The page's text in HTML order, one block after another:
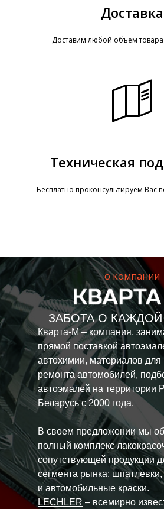
Доставка
Доставим любой объем
Техническая
Бесплатно проконсультируем Вас
о компании
Кварта-М – компания,
прямой поставкой
автохимии, материалов для
ремонта автомобилей,
автоэмалей на территории
Беларусь с 2000 года.
В своем предложении мы
полный комплекс
сопутствующей продукции
сегмента рынка: шпатлевки,
и автомобильные краски.
LECHLER – всемирно
ЗАБОТА О